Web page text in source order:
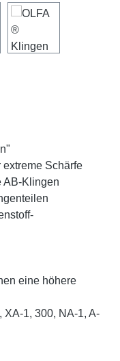
Schärfe
AB-Klingen
eine höhere
XA-1, 300, NA-1, A-